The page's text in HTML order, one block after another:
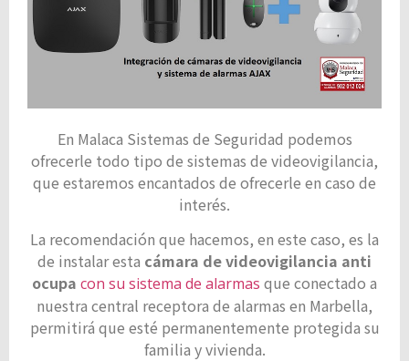
En Malaca Sistemas de Seguridad podemos
ofrecerle todo tipo de sistemas de videovigilancia,
que estaremos encantados de ofrecerle en caso de
interés.
La recomendación que hacemos, en este caso, es la
de instalar esta cámara de videovigilancia anti
ocupa con su sistema de alarmas que conectado a
nuestra central receptora de alarmas en Marbella,
permitirá que esté permanentemente protegida su
familia y vivienda.